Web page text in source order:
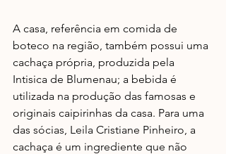
A casa, referência em comida de
boteco na região, também possui uma
cachaça própria, produzida pela
Intisica de Blumenau; a bebida é
utilizada na produção das famosas e
originais caipirinhas da casa. Para uma
das sócias, Leila Cristiane Pinheiro, a
cachaça é um ingrediente que não